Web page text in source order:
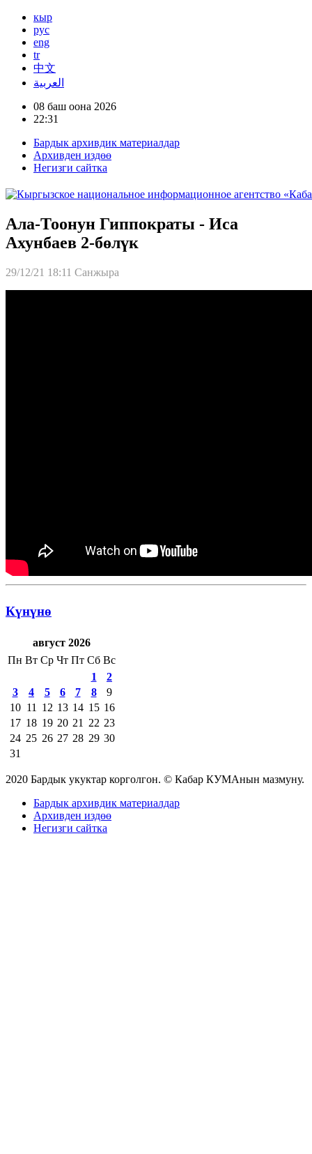
кыр
рус
eng
tr
中文
العربية
08 баш оона 2026
22:31
Бардык архивдик материалдар
Архивден издөө
Негизги сайтка
Ала-Тоонун Гиппократы - Иса
Ахунбаев 2-бөлүк
29/12/21 18:11 Санжыра
Күнүнө
август 2026
Пн Вт Ср Чт Пт Сб Вс
1
2
3
4 5 6 7 8
9
10 11 12 13 14 15 16
17 18 19 20 21 22 23
24 25 26 27 28 29 30
31
2020 Бардык укуктар корголгон. © Кабар КУМАнын мазмуну.
Бардык архивдик материалдар
Архивден издөө
Негизги сайтка